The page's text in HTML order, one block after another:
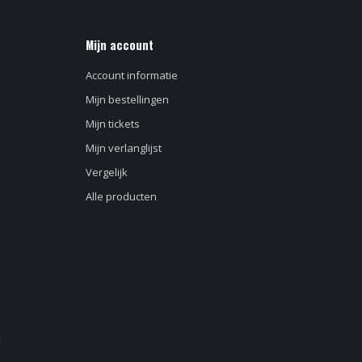
Mijn account
Account informatie
Mijn bestellingen
Mijn tickets
Mijn verlanglijst
Vergelijk
Alle producten